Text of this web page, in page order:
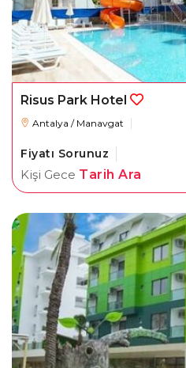
Risus Park Hotel
Antalya / Manavgat
Fiyatı Sorunuz
Kişi Gece Tarih Ara